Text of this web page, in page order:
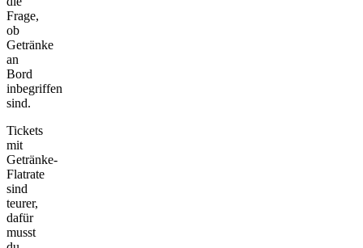
Frage,
ob
Getränke
an
Bord
inbegriffen
sind.
Tickets
mit
Getränke-
Flatrate
sind
teurer,
dafür
musst